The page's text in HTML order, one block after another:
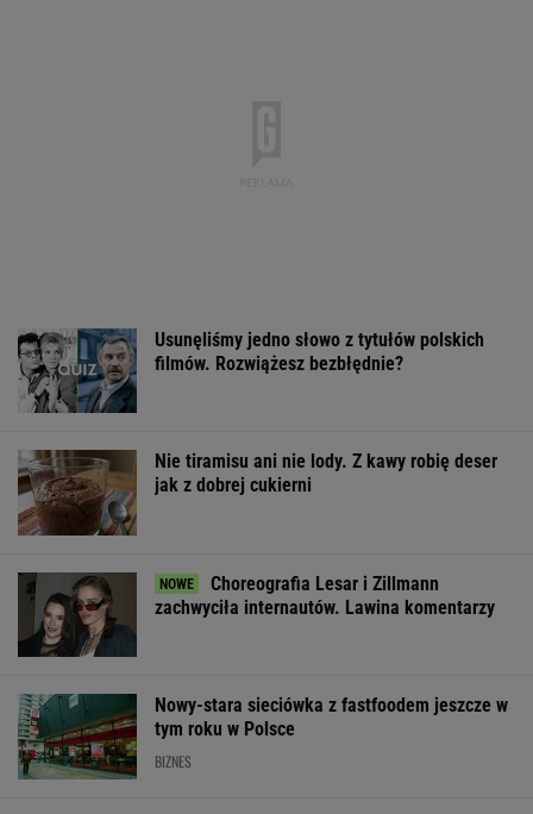
Usunęliśmy jedno słowo z tytułów polskich
filmów. Rozwiążesz bezbłędnie?
Nie tiramisu ani nie lody. Z kawy robię deser
jak z dobrej cukierni
Choreografia Lesar i Zillmann
zachwyciła internautów. Lawina komentarzy
Nowy-stara sieciówka z fastfoodem jeszcze w
tym roku w Polsce
BIZNES